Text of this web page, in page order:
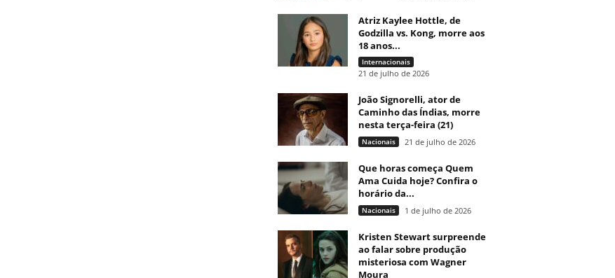
Atriz Kaylee Hottle, de
Godzilla vs. Kong, morre aos
18 anos...
Internacionais
21 de julho de 2026
João Signorelli, ator de
Caminho das Índias, morre
nesta terça-feira (21)
Nacionais 21 de julho de 2026
Que horas começa Quem
Ama Cuida hoje? Confira o
horário da...
Nacionais 1 de julho de 2026
Kristen Stewart surpreende
ao falar sobre produção
misteriosa com Wagner
Moura